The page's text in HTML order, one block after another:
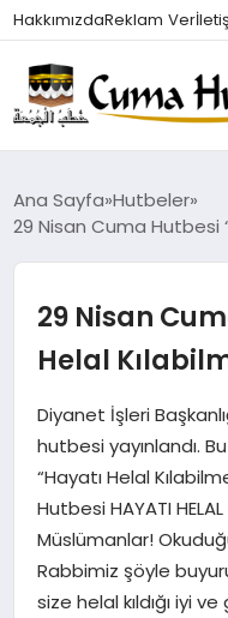
HakkımızdaReklam Ver
HUTBELER
DINI BILGILER
DUALAR VE ZIKIRLER
CUMA MESAJLARI
Ana Sayfa Hutbeler
29 Nisan Cuma Hutbesi
29 Nisan
Helal
Diyanet İşleri
hutbesi yayınlandı.
“Hayatı Helal
Hutbesi HAYATI
Müslümanlar!
Rabbimiz şöyle
size helal kıldığı iyi